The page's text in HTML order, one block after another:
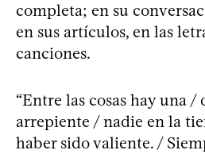
completa; en su
en sus artículos, en las
canciones.
“Entre las cosas hay una /
arrepiente / nadie en la
haber sido valiente. /